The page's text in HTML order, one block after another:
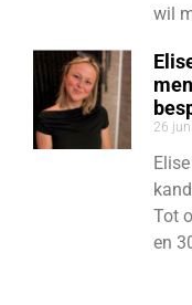
wil
26
Tot
en